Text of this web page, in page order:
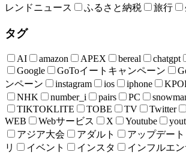
レンドニュース
ふるさと納税 旅行
タグ
AI amazon APEX bereal chatgpt
Google
GoToイートキャンペーン
ンペーン
instagram ios iphone
NHK
number_i pairs PC
TIKTOKLITE
TOBE TV Twitter
WEB
Webサービス X Youtube
アジア大会
アダルト アップデート
リ
イベント インスタ インフルエ